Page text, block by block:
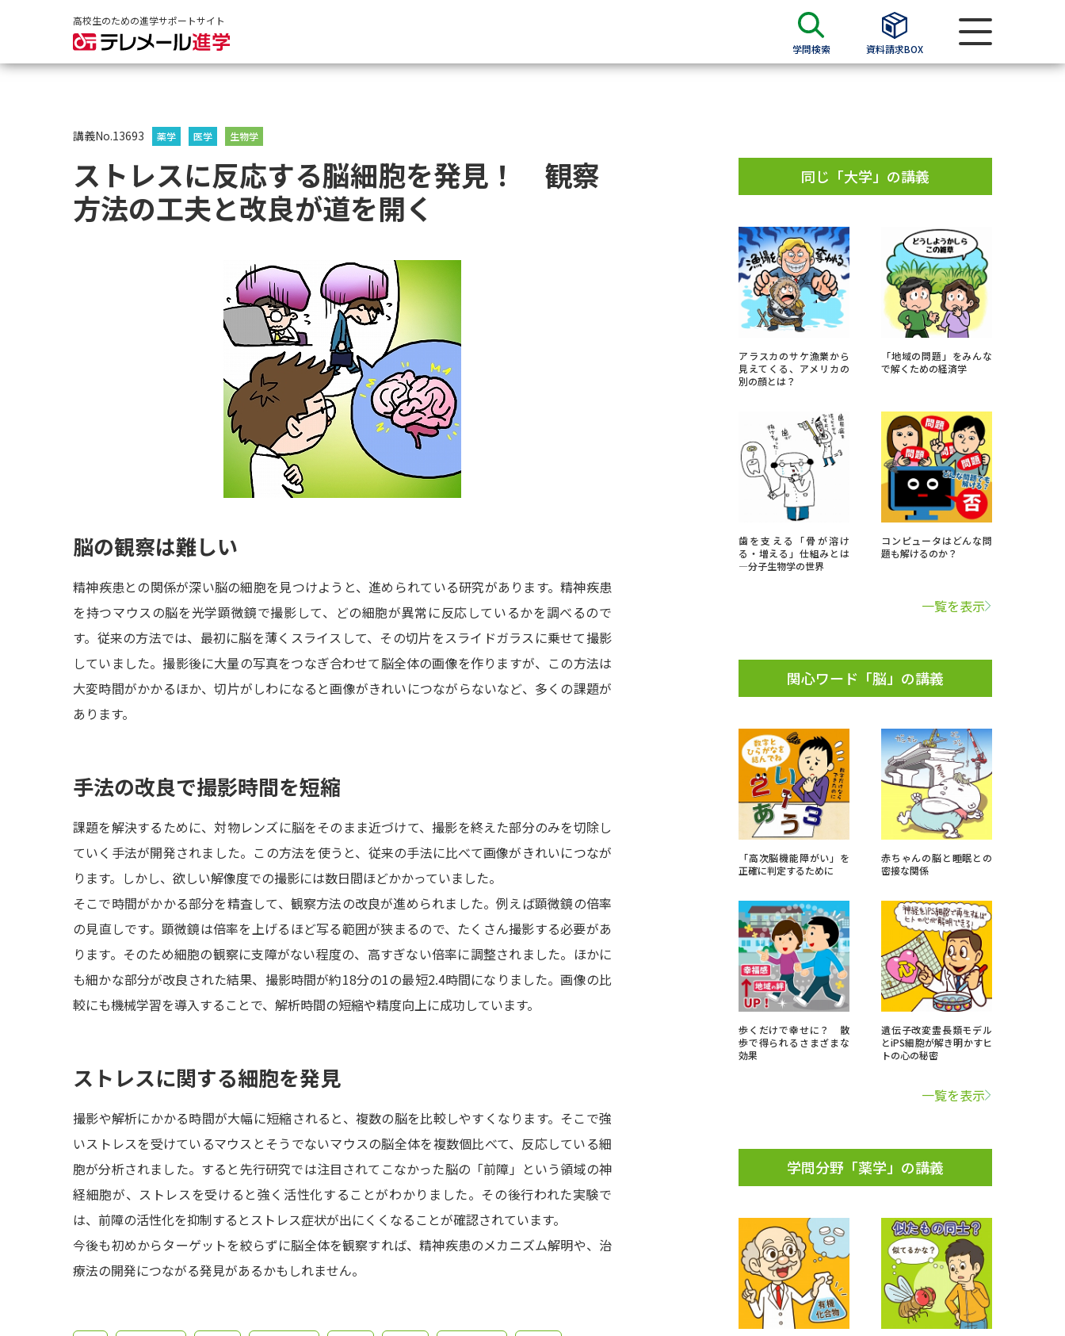
高校生のための進学サポートサイト
学問検索 資料請求BOX
大学・短大の資料種類から請求
大学パンフ
学部・学科パンフ
大学入学共通テスト利用選抜の募集要項＆願書
過去問題集
留学・進学関連、塾・予備校
大学入学共通テスト「受験上の配慮案内」の請求
高等学校卒業程度認定試験
大学検索
大学で学べる内容や特徴を調べる
新増設大学・学部・学科特集
データサイエンス特集
進路の３択
新学年スタート号特集ページ（高3生用）
新学年スタート号特集ページ（高2生用）
実施プログラムから探す
来場型・Web型イベント特集
受験準備 資料検索
志望校・出願校を調べる
併願校選び
先輩が入学を決めた理由
新生活お役立ちガイド
学問発見
大学で学びたい学問発見
学問のミニ講義「夢ナビ講義」
このサイトについて
講義No.13693 薬学 医学 生物学
ストレスに反応する脳細胞を発見！ 観察
方法の工夫と改良が道を開く
脳の観察は難しい
精神疾患との関係が深い脳の細胞を見つけようと、進められている研究があります。精神疾患
を持つマウスの脳を光学顕微鏡で撮影して、どの細胞が異常に反応しているかを調べるので
す。従来の方法では、最初に脳を薄くスライスして、その切片をスライドガラスに乗せて撮影
していました。撮影後に大量の写真をつなぎ合わせて脳全体の画像を作りますが、この方法は
大変時間がかかるほか、切片がしわになると画像がきれいにつながらないなど、多くの課題が
あります。
手法の改良で撮影時間を短縮
課題を解決するために、対物レンズに脳をそのまま近づけて、撮影を終えた部分のみを切除し
ていく手法が開発されました。この方法を使うと、従来の手法に比べて画像がきれいにつなが
ります。しかし、欲しい解像度での撮影には数日間ほどかかっていました。
そこで時間がかかる部分を精査して、観察方法の改良が進められました。例えば顕微鏡の倍率
の見直しです。顕微鏡は倍率を上げるほど写る範囲が狭まるので、たくさん撮影する必要があ
ります。そのため細胞の観察に支障がない程度の、高すぎない倍率に調整されました。ほかに
も細かな部分が改良された結果、撮影時間が約18分の1の最短2.4時間になりました。画像の比
較にも機械学習を導入することで、解析時間の短縮や精度向上に成功しています。
ストレスに関する細胞を発見
撮影や解析にかかる時間が大幅に短縮されると、複数の脳を比較しやすくなります。そこで強
いストレスを受けているマウスとそうでないマウスの脳全体を複数個比べて、反応している細
胞が分析されました。すると先行研究では注目されてこなかった脳の「前障」という領域の神
経細胞が、ストレスを受けると強く活性化することがわかりました。その後行われた実験で
は、前障の活性化を抑制するとストレス症状が出にくくなることが確認されています。
今後も初めからターゲットを絞らずに脳全体を観察すれば、精神疾患のメカニズム解明や、治
療法の開発につながる発見があるかもしれません。
同じ「大学」の講義
アラスカのサケ漁業から
見えてくる、アメリカの
別の顔とは？
「地域の問題」をみんな
で解くための経済学
歯を支える「骨が溶け
る・増える」仕組みとは
―分子生物学の世界
コンピュータはどんな問
題も解けるのか？
一覧を表示
関心ワード「脳」の講義
「高次脳機能障がい」を
正確に判定するために
赤ちゃんの脳と睡眠との
密接な関係
歩くだけで幸せに？ 散
歩で得られるさまざまな
効果
遺伝子改変霊長類モデル
とiPS細胞が解き明かすヒ
トの心の秘密
一覧を表示
学問分野「薬学」の講義